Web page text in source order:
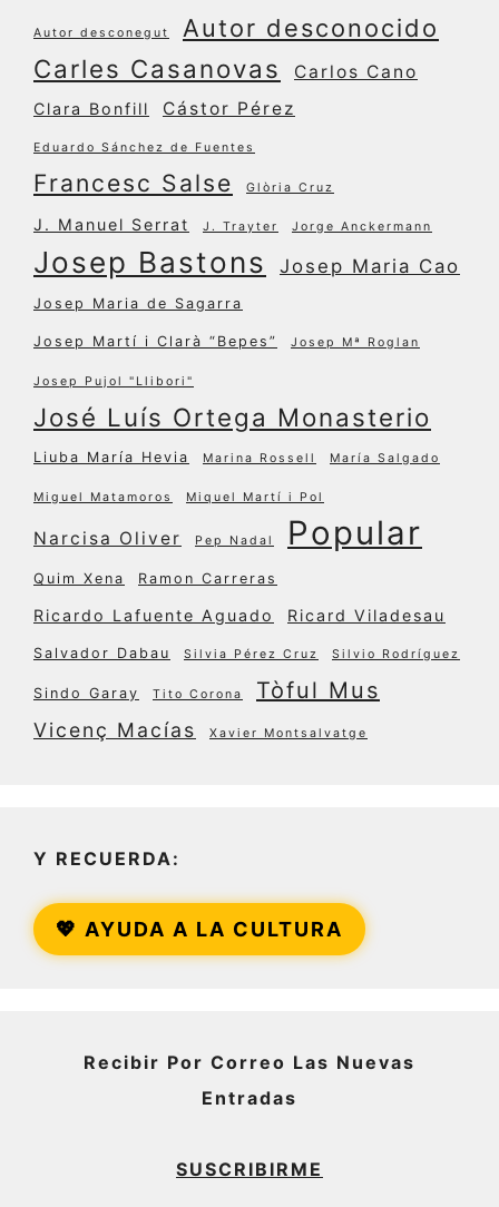
Autor desconegut Autor desconocido
Carles Casanovas Carlos Cano
Clara Bonfill Cástor Pérez
Eduardo Sánchez de Fuentes
Francesc Salse Glòria Cruz
J. Manuel Serrat J. Trayter Jorge Anckermann
Josep Bastons Josep Maria Cao
Josep Maria de Sagarra
Josep Martí i Clarà “Bepes” Josep Mª Roglan
Josep Pujol "Llibori"
José Luís Ortega Monasterio
Liuba María Hevia Marina Rossell María Salgado
Miguel Matamoros Miquel Martí i Pol
Narcisa Oliver Pep Nadal Popular
Quim Xena Ramon Carreras
Ricardo Lafuente Aguado Ricard Viladesau
Salvador Dabau Silvia Pérez Cruz Silvio Rodríguez
Sindo Garay Tito Corona Tòful Mus
Vicenç Macías Xavier Montsalvatge
Y RECUERDA:
💖 AYUDA A LA CULTURA
Recibir Por Correo Las Nuevas
Entradas
SUSCRIBIRME